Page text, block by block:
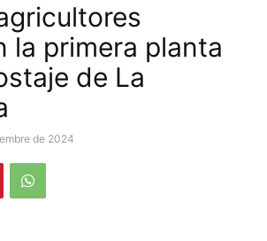
la primera planta
de La
de 2024